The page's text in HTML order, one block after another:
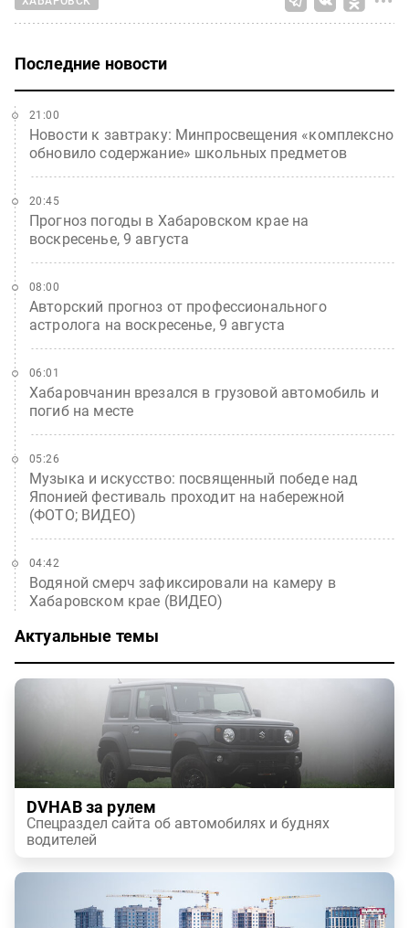
Последние новости
Новости к завтраку: Минпросвещения «комплексно
обновило содержание» школьных предметов
21:00
Прогноз погоды в Хабаровском крае на
воскресенье, 9 августа
20:45
Авторский прогноз от профессионального
астролога на воскресенье, 9 августа
08:00
Хабаровчанин врезался в грузовой автомобиль и
погиб на месте
06:01
Музыка и искусство: посвященный победе над
Японией фестиваль проходит на набережной
(ФОТО; ВИДЕО)
05:26
Водяной смерч зафиксировали на камеру в
Хабаровском крае (ВИДЕО)
04:42
Актуальные темы
DVHAB за рулем
Спецраздел сайта об автомобилях и буднях
водителей